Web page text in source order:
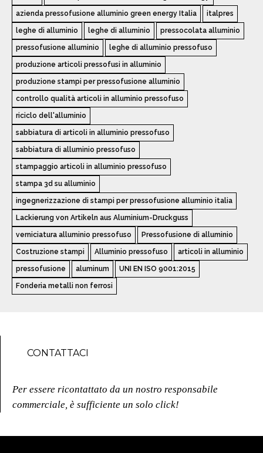
azienda pressofusione alluminio green energy Italia italpres
leghe di alluminio leghe di alluminio pressocolata alluminio
pressofusione alluminio leghe di alluminio pressofuso
produzione articoli pressofusi in alluminio
produzione stampi per pressofusione alluminio
controllo qualità articoli in alluminio pressofuso
riciclo dell'alluminio
sabbiatura di articoli in alluminio pressofuso
sabbiatura di alluminio pressofuso
stampaggio articoli in alluminio pressofuso
stampa 3d su alluminio
ingegnerizzazione di stampi per pressofusione alluminio italia
Lackierung von Artikeln aus Aluminium-Druckguss
verniciatura alluminio pressofuso Pressofusione di alluminio
Costruzione stampi Alluminio pressofuso articoli in alluminio
pressofusione aluminum UNI EN ISO 9001:2015
Fonderia metalli non ferrosi
CONTATTACI
Per essere ricontattato da un nostro responsabile
commerciale, è sufficiente un solo click!